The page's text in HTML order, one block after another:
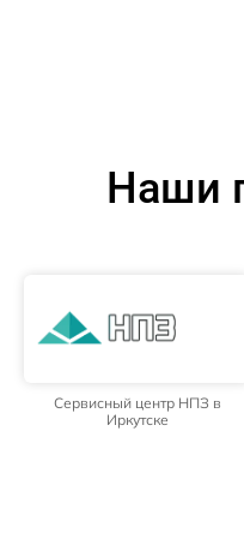
Наши
Сервисный центр НПЗ в
Иркутске